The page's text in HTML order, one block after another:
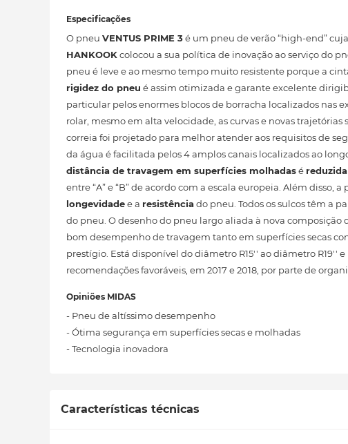
Especificações
O pneu VENTUS PRIME 3é um pneu de verão “high-end”
HANKOOKcolocou a sua política de inovação ao serviço do
pneu é leve e ao mesmo tempo muito resistente porque a
rigidez do pneu é assim otimizada e garante excelente
particular pelos enormes blocos de borracha localizados nas
rolar, mesmo em alta velocidade, as curvas e novas
correia foi projetado para melhor atender aos requisitos de
da água é facilitada pelos 4 amplos canais localizados ao
distância de travagem em superfícies molhadasé
entre “A” e “B” de acordo com a escala europeia. Além
longevidadee a resistênciado pneu. Todos os sulcos têm a
do pneu. O desenho do pneu largo aliada à nova
bom desempenho de travagem tanto em superfícies secas
prestígio. Está disponível do diâmetro R15'' ao diâmetro R19''
recomendações favoráveis, em 2017 e 2018, por parte de
Opiniões MIDAS
- Pneu de altíssimo desempenho
- Ótima segurança em superfícies secas e molhadas
- Tecnologia inovadora
Características técnicas